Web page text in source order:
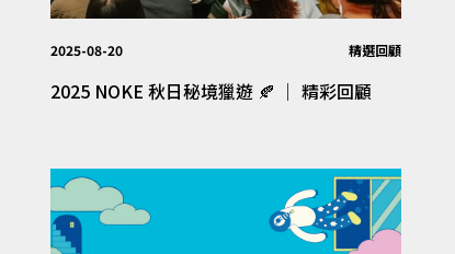
2025-08-20 精選回顧
2025 NOKE 秋日秘境獵遊 🍂 │ 精彩回顧